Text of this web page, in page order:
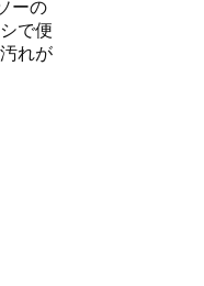
ーの
で便
れが